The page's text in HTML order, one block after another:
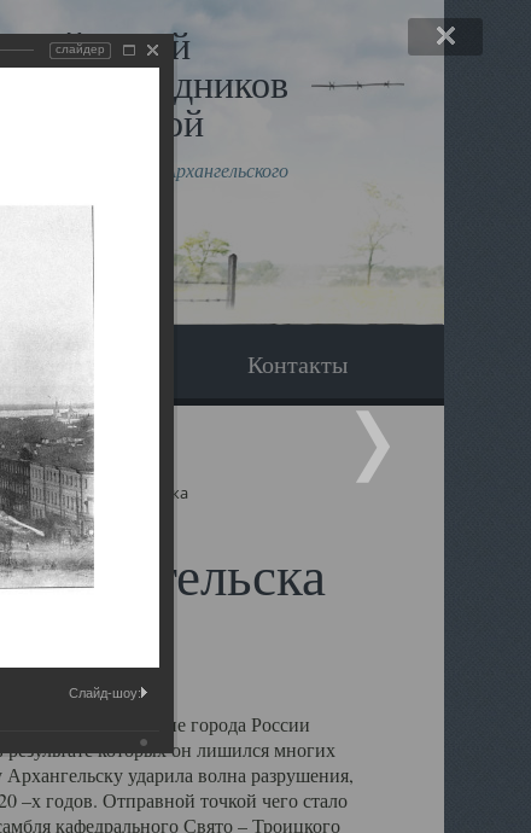
музей
и исповедников
митрополита Архангельского
ответ Контакты
собор Архангельска
другие губернские города России
которых он лишился многих
ударила волна разрушения,
–х годов. Отправной точкой чего стало
кафедрального Свято – Троицкого
слайдер
Слайд-шоу: